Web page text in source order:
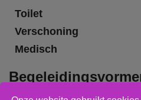
Toilet
Verschoning
Medisch